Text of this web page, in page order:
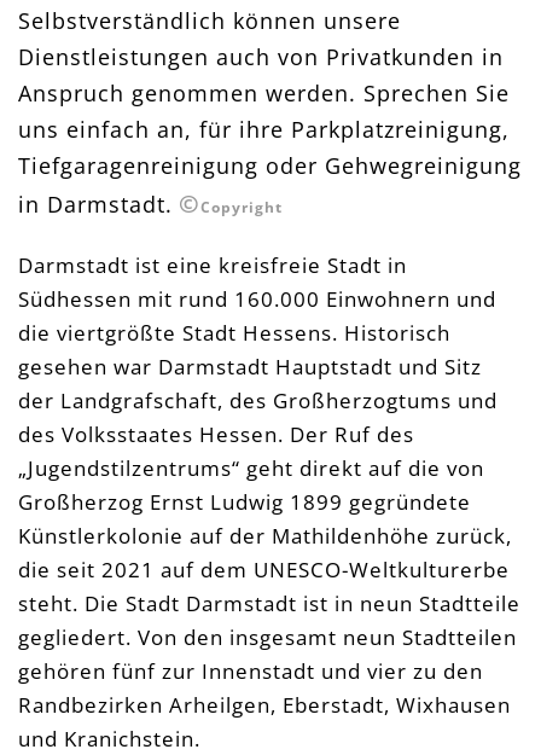
Selbstverständlich können unsere
Dienstleistungen auch von Privatkunden in
Anspruch genommen werden. Sprechen Sie
uns einfach an, für ihre Parkplatzreinigung,
Tiefgaragenreinigung oder Gehwegreinigung
in Darmstadt. ©Copyright
Darmstadt ist eine kreisfreie Stadt in
Südhessen mit rund 160.000 Einwohnern und
die viertgrößte Stadt Hessens. Historisch
gesehen war Darmstadt Hauptstadt und Sitz
der Landgrafschaft, des Großherzogtums und
des Volksstaates Hessen. Der Ruf des
„Jugendstilzentrums“ geht direkt auf die von
Großherzog Ernst Ludwig 1899 gegründete
Künstlerkolonie auf der Mathildenhöhe zurück,
die seit 2021 auf dem UNESCO-Weltkulturerbe
steht. Die Stadt Darmstadt ist in neun Stadtteile
gegliedert. Von den insgesamt neun Stadtteilen
gehören fünf zur Innenstadt und vier zu den
Randbezirken Arheilgen, Eberstadt, Wixhausen
und Kranichstein.